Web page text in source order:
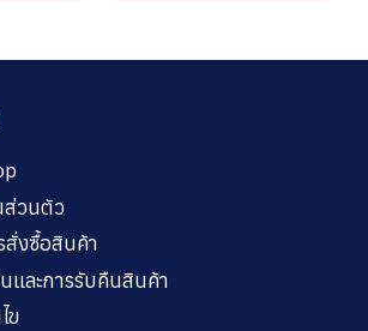
ส่วนตัว
สั่งซื้อสินค้า
และการรับคืนสินค้า
ข